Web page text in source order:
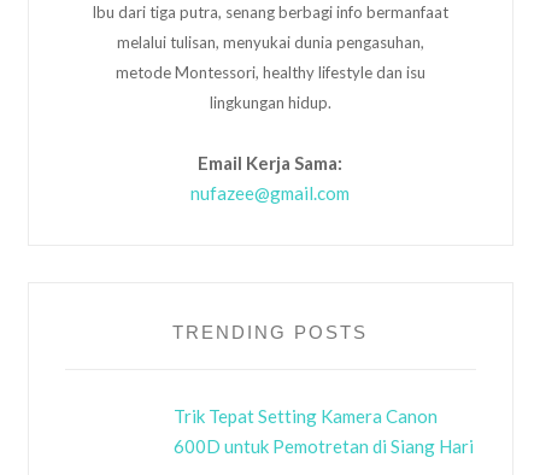
Ibu dari tiga putra, senang berbagi info bermanfaat
melalui tulisan, menyukai dunia pengasuhan,
metode Montessori, healthy lifestyle dan isu
lingkungan hidup.
Email Kerja Sama:
nufazee@gmail.com
TRENDING POSTS
Trik Tepat Setting Kamera Canon
600D untuk Pemotretan di Siang Hari